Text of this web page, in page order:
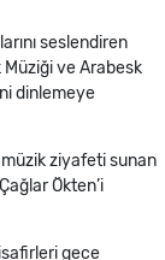
seslendiren
Müziği ve Arabesk
dinlemeye
ziyafeti sunan
Ökten’i
gece